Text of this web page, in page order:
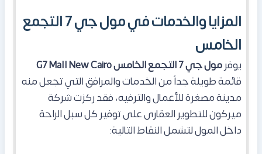
المزايا والخدمات في مول جي 7 التجمع
الخامس
يوفرمول جي 7 التجمع الخامس
G7 Mall New Cairo
قائمة طويلة جداً من الخدمات والمرافق التي تجعل منه
مدينة مصغرة للأعمال والترفيه، فقد ركزت شركة
ميركون للتطوير العقارى على توفير كل سبل الراحة
داخل المول لتشمل النقاط التالية: